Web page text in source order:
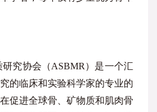
研究协会（ASBMR）是一个汇
的临床和实验科学家的专业的
促进全球骨、矿物质和肌肉骨